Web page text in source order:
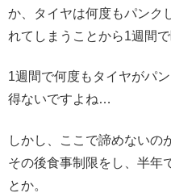
か、タイヤは何度もパンク
れてしまうことから1週間で
1週間で何度もタイヤがパ
得ないですよね…
しかし、ここで諦めないの
その後食事制限をし、半年
とか。